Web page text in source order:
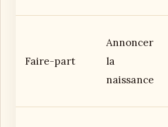
Faire-part
Annoncer
la
naissance